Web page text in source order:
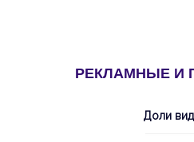
РЕКЛАМНЫЕ И
Доли